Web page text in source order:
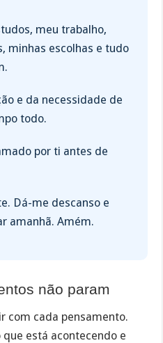
meu trabalho,
minhas escolhas e tudo
e da necessidade de
todo.
por ti antes de
Dá-me descanso e
amanhã. Amém.
não param
com cada pensamento.
que está acontecendo e